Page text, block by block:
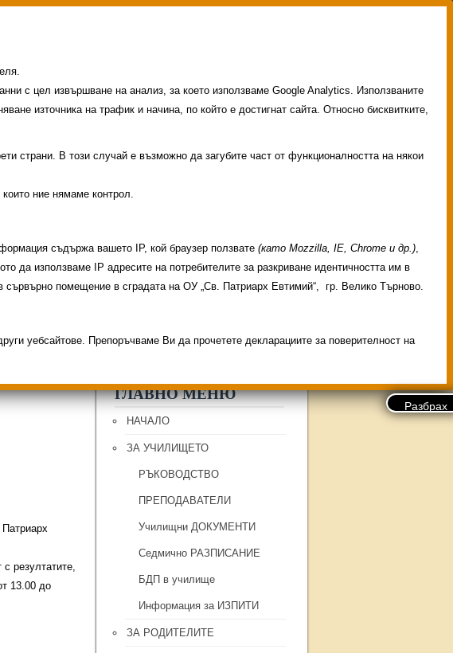
Прием
резултатите,
13.00 до
ГЛАВНО МЕНЮ
НАЧАЛО
ЗА УЧИЛИЩЕТО
РЪКОВОДСТВО
ПРЕПОДАВАТЕЛИ
Училищни ДОКУМЕНТИ
Седмично РАЗПИСАНИЕ
БДП в училище
Информация за ИЗПИТИ
ЗА РОДИТЕЛИТЕ
с цел извършване на анализ, за което използваме Google Analytics. Използваните
източника на трафик и начина, по който е достигнат сайта. Относно бисквитките,
страни. В този случай е възможно да загубите част от функционалността на някои
ние нямаме контрол.
съдържа вашето IP, кой браузер ползвате (като Mozzilla, IE, Chrome и др.),
да използваме IP адресите на потребителите за разкриване идентичността им в
помещение в сградата на ОУ „Св. Патриарх Евтимий“, гр. Велико Търново.
уебсайтове. Препоръчваме Ви да прочетете декларациите за поверителност на